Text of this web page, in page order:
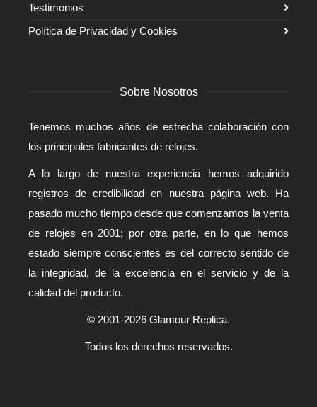
Testimonios
Política de Privacidad y Cookies
Sobre Nosotros
Tenemos muchos años de estrecha colaboración con
los principales fabricantes de relojes.
A lo largo de nuestra experiencia hemos adquirido
registros de credibilidad en nuestra página web. Ha
pasado mucho tiempo desde que comenzamos la venta
de relojes en 2001; por otra parte, en lo que hemos
estado siempre conscientes es del correcto sentido de
la integridad, de la excelencia en el servicio y de la
calidad del producto.
© 2001-2026 Glamour Replica.
Todos los derechos reservados.